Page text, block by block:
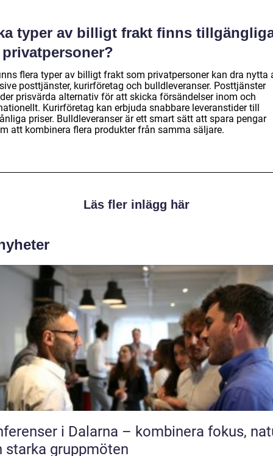
typer av billigt frakt finns
flera typer av billigt frakt som privatpersoner kan dra nytta
posttjänster, kurirföretag och bulldleveranser. Posttjänster
prisvärda alternativ för att skicka försändelser inom och
Kurirföretag kan erbjuda snabbare leveranstider till
priser. Bulldleveranser är ett smart sätt att spara pengar
att kombinera flera produkter från samma säljare.
Läs fler inlägg här
i Dalarna – kombinera fokus,
starka gruppmöten